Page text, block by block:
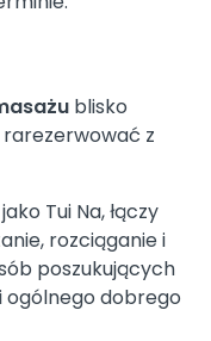
blisko
rarezerwować z
Tui Na, łączy
rozciąganie i
poszukujących
ogólnego dobrego